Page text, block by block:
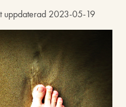
uppdaterad 2023-05-19